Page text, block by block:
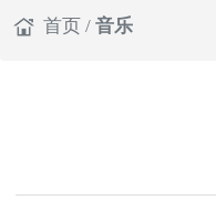
首页/音乐